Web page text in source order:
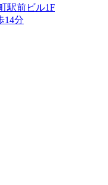
駅前ビル1F
14分